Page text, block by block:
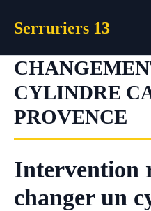
Serruriers 13
CYLINDRE
PROVENCE
Intervention
changer un